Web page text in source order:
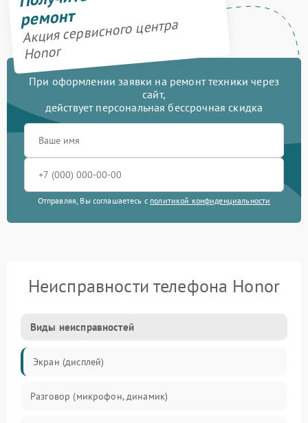
ремонт
Акция сервисного центра
Honor
При оформлении заявки на ремонт техники через
сайт,
действует персональная бессрочная скидка
Отправляя, Вы соглашаетесь с политикой конфиденциальности
Неисправности телефона Honor
Виды неисправностей
Экран (дисплей)
Разговор (микрофон, динамик)